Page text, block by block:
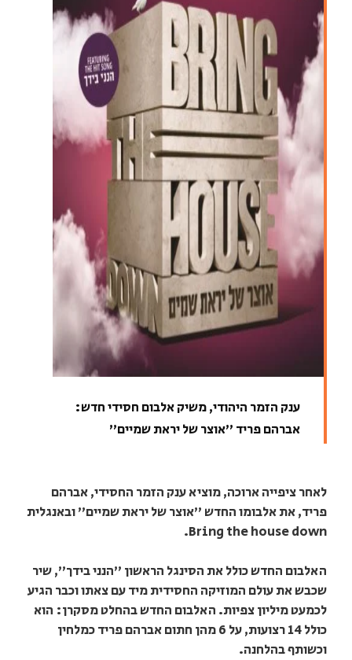
ענק הזמר היהודי, משיק אלבום חסידי חדש:
אברהם פריד "אוצר של יראת שמיים"
לאחר ציפייה ארוכה, מוציא ענק הזמר החסידי, אברהם
פריד, את אלבומו החדש "אוצר של יראת שמיים" ובאנגלית
Bring the house down.
האלבום החדש כולל את הסינגל הראשון "הנני בידך", שיר
שכבש את עולם המוזיקה החסידית מיד עם צאתו וכבר הגיע
לכמעט מיליון צפיות. האלבום החדש בהחלט מסקרן: הוא
כולל 14 רצועות, על 6 מהן חתום אברהם פריד כמלחין
וכשותף בהלחנה.